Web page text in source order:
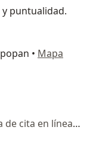
puntualidad.
• Mapa
Este especialista no ofrece reserva de cita en línea en esta dirección.